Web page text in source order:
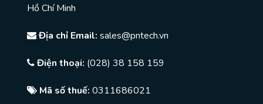
Hồ Chí Minh
Địa chỉ Email: sales@pntech.vn
Điện thoại: (028) 38 158 159
Mã số thuế: 0311686021